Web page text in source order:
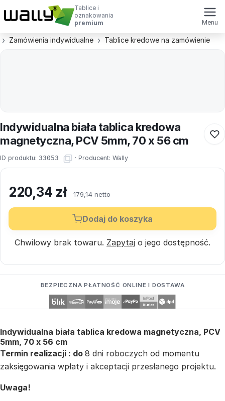
Tablice i
oznakowania
premium
Menu
Zamówienia indywidualne Tablice kredowe na zamówienie
Indywidualna biała tablica kredowa
magnetyczna, PCV 5mm, 70 x 56 cm
ID produktu: 33053 · Producent: Wally
220,34 zł 179,14 netto
Dodaj do koszyka
Chwilowy brak towaru. Zapytaj o jego dostępność.
BEZPIECZNA PŁATNOŚĆ ONLINE I DOSTAWA
Indywidualna biała tablica kredowa magnetyczna, PCV
5mm, 70 x 56 cm
Termin realizacji : do 8 dni roboczych od momentu
zaksięgowania wpłaty i akceptacji przesłanego projektu.
Uwaga!